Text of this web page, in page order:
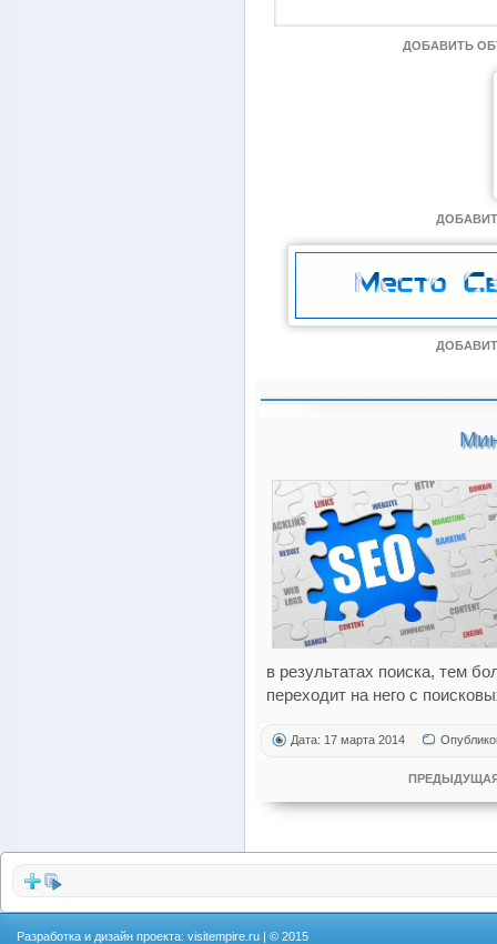
ДОБАВИТЬ
в результатах поиска, тем
переходит на него с
Дата: 17 марта 2014
Разработка и дизайн проекта: visitempire.ru | © 2015